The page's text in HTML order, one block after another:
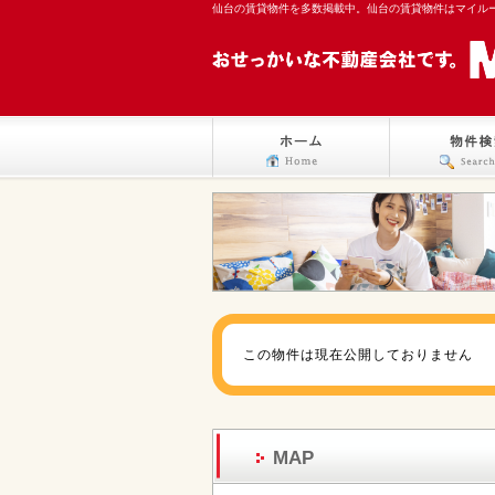
仙台の賃貸物件を多数掲載中。仙台の賃貸物件はマイル
この物件は現在公開しておりません
MAP